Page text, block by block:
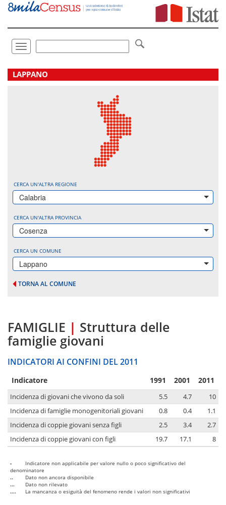
Vai
direttamente
Toggle
navigation
LAPPANO
CERCA UN'ALTRA REGIONE
Calabria
CERCA UN'ALTRA PROVINCIA
Cosenza
CERCA UN COMUNE
Lappano
TORNA AL COMUNE
FAMIGLIE | Struttura delle
famiglie giovani
INDICATORI AI CONFINI DEL 2011
Indicatore 1991 2001 2011
Incidenza di giovani che vivono da soli 5.5 4.7
10
Incidenza di famiglie monogenitoriali giovani
0.8 0.4
1.1
Incidenza di coppie giovani senza figli
2.5 3.4
2.7
Incidenza di coppie giovani con figli
19.7 17.1 8
-
Indicatore non applicabile per valore nullo o poco significativo del
denominatore
..
Dato non ancora disponibile
...
Dato non rilevato
....
La mancanza o esiguità del fenomeno rende i valori non significativi